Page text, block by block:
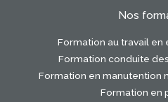
Nos
Formation au travail en
Formation conduite
Formation en manutention
Formation en